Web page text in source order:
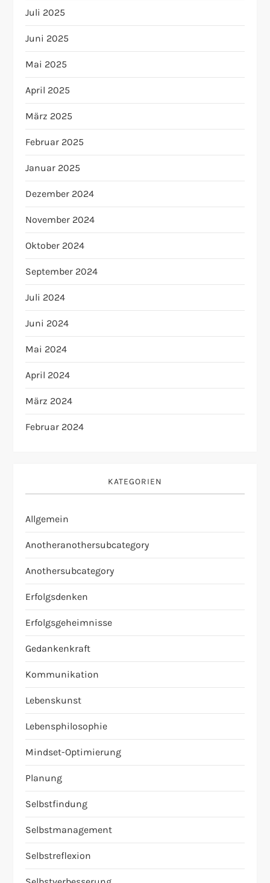
Juli 2025
Juni 2025
Mai 2025
April 2025
März 2025
Februar 2025
Januar 2025
Dezember 2024
November 2024
Oktober 2024
September 2024
Juli 2024
Juni 2024
Mai 2024
April 2024
März 2024
Februar 2024
KATEGORIEN
Allgemein
Anotheranothersubcategory
Anothersubcategory
Erfolgsdenken
Erfolgsgeheimnisse
Gedankenkraft
Kommunikation
Lebenskunst
Lebensphilosophie
Mindset-Optimierung
Planung
Selbstfindung
Selbstmanagement
Selbstreflexion